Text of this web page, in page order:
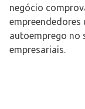
negócio
autoemprego no
empresariais.